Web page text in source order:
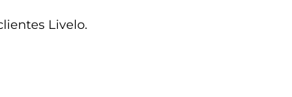
Livelo.